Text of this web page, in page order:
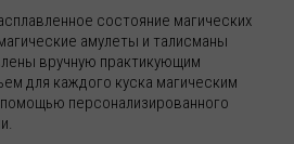
состояние магических
амулеты и талисманы
вручную практикующим
для каждого куска магическим
персонализированного